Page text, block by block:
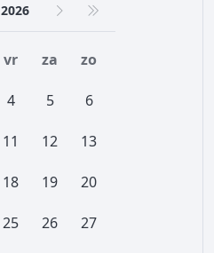
2026
vr za zo
4 5 6
11 12 13
18 19 20
25 26 27